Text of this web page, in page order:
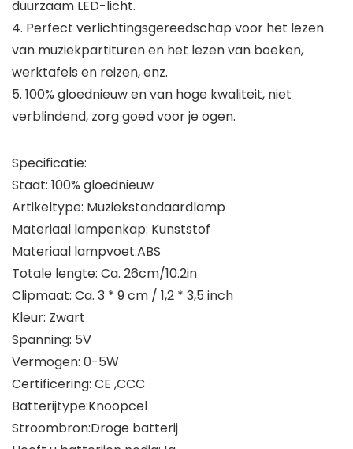
duurzaam LED-licht.
4. Perfect verlichtingsgereedschap voor het lezen
van muziekpartituren en het lezen van boeken,
werktafels en reizen, enz.
5. 100% gloednieuw en van hoge kwaliteit, niet
verblindend, zorg goed voor je ogen.
Specificatie:
Staat: 100% gloednieuw
Artikeltype: Muziekstandaardlamp
Materiaal lampenkap: Kunststof
Materiaal lampvoet:ABS
Totale lengte: Ca. 26cm/10.2in
Clipmaat: Ca. 3 * 9 cm / 1,2 * 3,5 inch
Kleur: Zwart
Spanning: 5V
Vermogen: 0-5W
Certificering: CE ,CCC
Batterijtype:Knoopcel
Stroombron:Droge batterij